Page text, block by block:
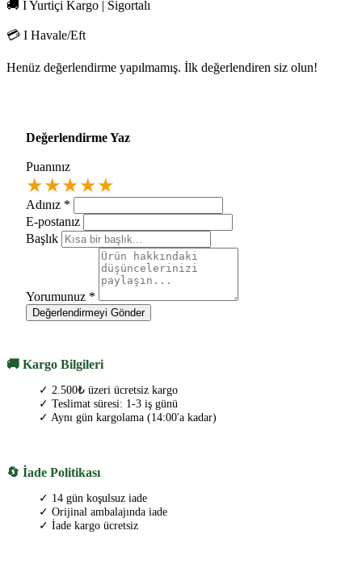
🚚 I Yurtiçi Kargo | Sigortalı
💳 I Havale/Eft
Henüz değerlendirme yapılmamış. İlk değerlendiren siz olun!
Değerlendirme Yaz
Puanınız
★★★★★
Adınız *
E-postanız
Başlık
Yorumunuz *
Değerlendirmeyi Gönder
🚚 Kargo Bilgileri
✓ 2.500₺ üzeri ücretsiz kargo
✓ Teslimat süresi: 1-3 iş günü
✓ Aynı gün kargolama (14:00'a kadar)
🔄 İade Politikası
✓ 14 gün koşulsuz iade
✓ Orijinal ambalajında iade
✓ İade kargo ücretsiz